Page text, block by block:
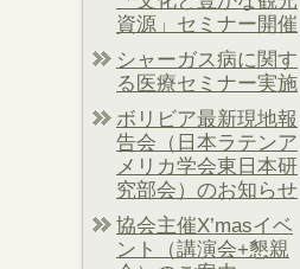
資源」セミナー開催
シャーガス病に関す
る医療セミナー実施
ボリビア最新現地報
告会（日本ラテンア
メリカ学会東日本研
究部会）のお知らせ
協会主催X’masイベ
ント（講演会+懇親